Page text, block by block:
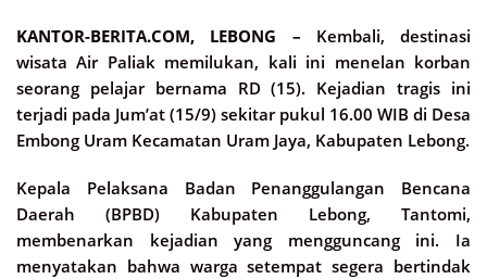
KANTOR-BERITA.COM, LEBONG – Kembali, destinasi
wisata Air Paliak memilukan, kali ini menelan korban
seorang pelajar bernama RD (15). Kejadian tragis ini
terjadi pada Jum’at (15/9) sekitar pukul 16.00 WIB di Desa
Embong Uram Kecamatan Uram Jaya, Kabupaten Lebong.
Kepala Pelaksana Badan Penanggulangan Bencana
Daerah (BPBD) Kabupaten Lebong, Tantomi,
membenarkan kejadian yang mengguncang ini. Ia
menyatakan bahwa warga setempat segera bertindak